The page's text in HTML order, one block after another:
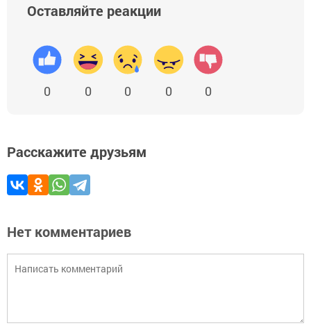
Оставляйте реакции
0 0 0 0 0
Расскажите друзьям
Нет комментариев